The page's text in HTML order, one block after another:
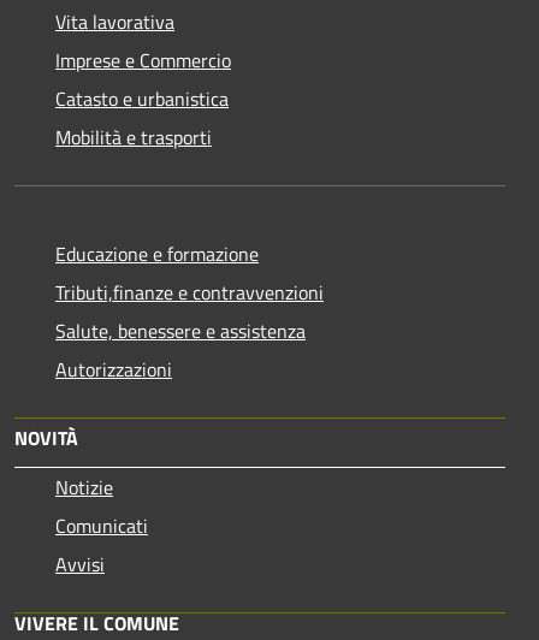
Vita lavorativa
Imprese e Commercio
Catasto e urbanistica
Mobilità e trasporti
Educazione e formazione
Tributi,finanze e contravvenzioni
Salute, benessere e assistenza
Autorizzazioni
NOVITÀ
Notizie
Comunicati
Avvisi
VIVERE IL COMUNE